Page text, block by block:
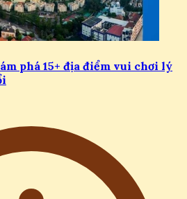
phá 15+ địa điểm vui chơi lý